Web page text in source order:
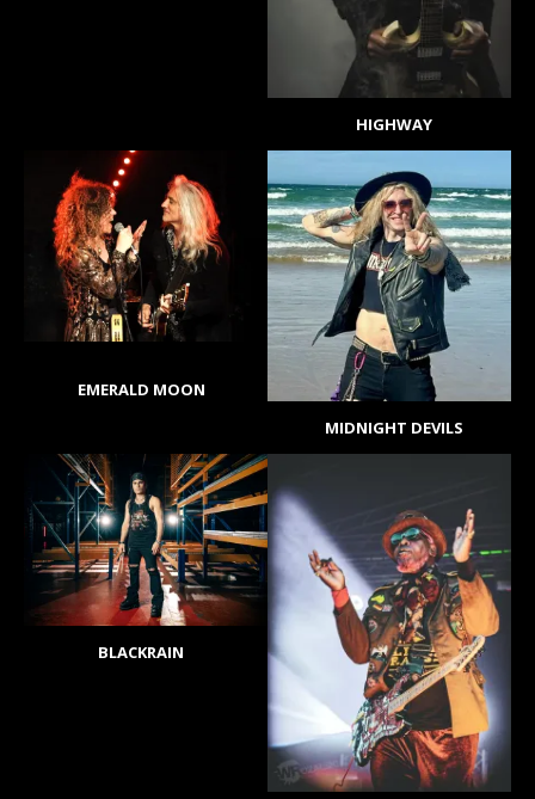
HIGHWAY
EMERALD MOON
MIDNIGHT DEVILS
BLACKRAIN